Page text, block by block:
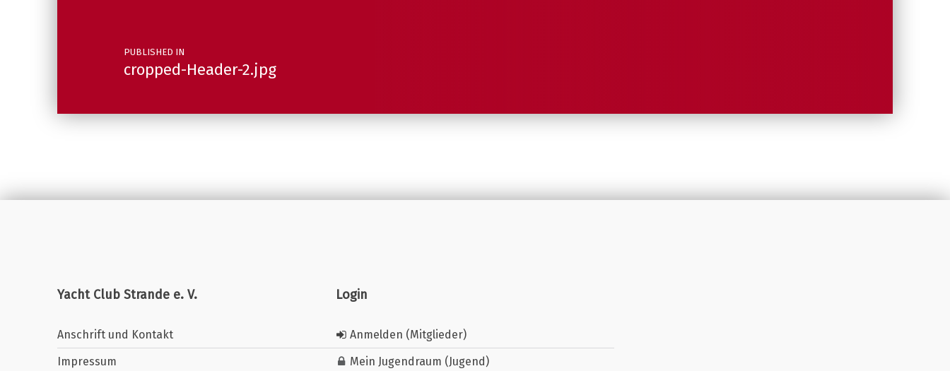
PUBLISHED IN
cropped-Header-2.jpg
Yacht Club Strande e. V.
Anschrift und Kontakt
Impressum
Login
Anmelden (Mitglieder)
Mein Jugendraum (Jugend)